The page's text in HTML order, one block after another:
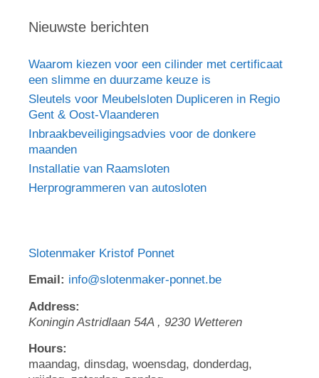
Nieuwste berichten
Waarom kiezen voor een cilinder met certificaat
een slimme en duurzame keuze is
Sleutels voor Meubelsloten Dupliceren in Regio
Gent & Oost-Vlaanderen
Inbraakbeveiligingsadvies voor de donkere
maanden
Installatie van Raamsloten
Herprogrammeren van autosloten
Slotenmaker Kristof Ponnet
Email: info@slotenmaker-ponnet.be
Address:
Koningin Astridlaan 54A, 9230 Wetteren
Hours:
maandag, dinsdag, woensdag, donderdag,